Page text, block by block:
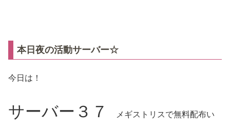
本日夜の活動サーバー☆
今日は！
サーバー３７ メギストリスで無料配布い